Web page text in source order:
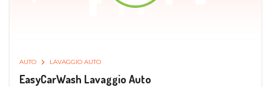
AUTO LAVAGGIO AUTO
EasyCarWash Lavaggio Auto